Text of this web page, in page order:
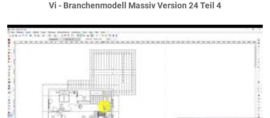
Vi - Branchenmodell Massiv Version 24 Teil 4